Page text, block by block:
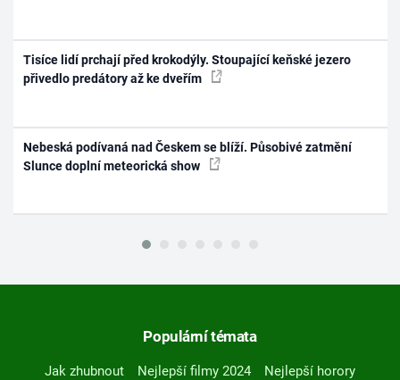
Tisíce lidí prchají před krokodýly. Stoupající keňské jezero
přivedlo predátory až ke dveřím
Nebeská podívaná nad Českem se blíží. Působivé zatmění
Slunce doplní meteorická show
Populární témata
Jak zhubnout Nejlepší filmy 2024
Nejlepší horory